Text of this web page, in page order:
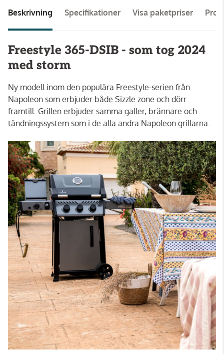
Beskrivning Specifikationer Visa paketpriser
Freestyle 365-DSIB - som tog 2024
med storm
Ny modell inom den populära Freestyle-serien från
Napoleon som erbjuder både Sizzle zone och dörr
framtill. Grillen erbjuder samma galler, brännare och
tändningssystem som i de alla andra Napoleon grillarna.